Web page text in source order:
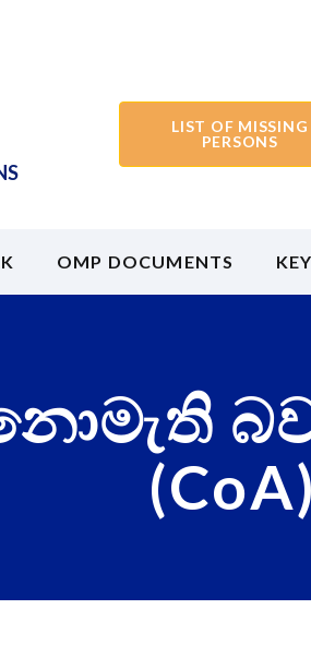
LIST OF MISSING
PERSONS
OMP DOCUMENTS
(CoA)